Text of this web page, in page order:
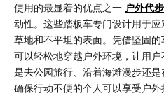
使用的最显着的优点之一 户外代
动性。这些踏板车专门设计用于应
草地和不平坦的表面。凭借坚固
可以轻松地穿越户外环境，让用
是去公园旅行、沿着海滩漫步还
确保行动不便的个人可以享受户外